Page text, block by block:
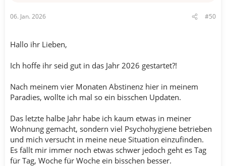
06. Jan. 2026 #50
Hallo ihr Lieben,
Ich hoffe ihr seid gut in das Jahr 2026 gestartet?!
Nach meinem vier Monaten Abstinenz hier in meinem
Paradies, wollte ich mal so ein bisschen Updaten.
Das letzte halbe Jahr habe ich kaum etwas in meiner
Wohnung gemacht, sondern viel Psychohygiene betrieben
und mich versucht in meine neue Situation einzufinden.
Es fällt mir immer noch etwas schwer jedoch geht es Tag
für Tag, Woche für Woche ein bisschen besser.